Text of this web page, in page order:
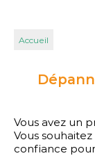
Accueil
Vous avez un
Vous
confiance